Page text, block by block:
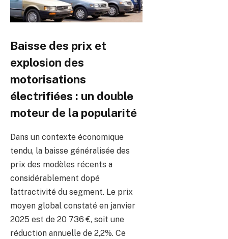
Baisse des prix et
explosion des
motorisations
électrifiées : un double
moteur de la popularité
Dans un contexte économique
tendu, la baisse généralisée des
prix des modèles récents a
considérablement dopé
l’attractivité du segment. Le prix
moyen global constaté en janvier
2025 est de 20 736 €, soit une
réduction annuelle de 2,2%. Ce